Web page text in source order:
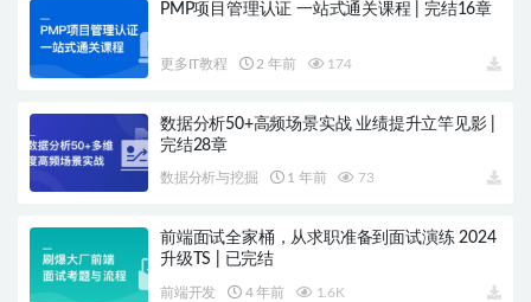
PMP项目管理认证 一站式通关课程 | 完结16章
更多IT教程 2 年前 174
数据分析50+高频场景实战 业绩提升立竿见影 |
完结28章
数据分析与挖掘 1 年前 73
前端面试全家桶，从求职准备到面试演练 2024
升级TS | 已完结
前端开发 4 年前 1.6K